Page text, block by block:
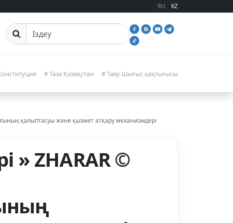
RU KZ
Сайттан іздеу
# Таза Қазақстан # Таяу Шығыс қақтығысы
қалыптасуы және қызмет атқару механизмдері
» ZHARAR ©